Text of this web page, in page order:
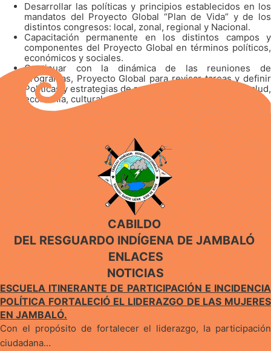
Desarrollar las políticas y principios establecidos en los
mandatos del Proyecto Global “Plan de Vida” y de los
distintos congresos: local, zonal, regional y Nacional.
Capacitación permanente en los distintos campos y
componentes del Proyecto Global en términos políticos,
económicos y sociales.
Continuar con la dinámica de las reuniones de
Programas, Proyecto Global para revisar tareas y definir
Políticas y estrategias de resistencia en educación, salud,
economía, cultural social y territorial.
CABILDO
DEL RESGUARDO INDÍGENA DE JAMBALÓ
ENLACES
NOTICIAS
ESCUELA ITINERANTE DE PARTICIPACIÓN E INCIDENCIA
POLÍTICA FORTALECIÓ EL LIDERAZGO DE LAS MUJERES
EN JAMBALÓ.
Con el propósito de fortalecer el liderazgo, la participación
ciudadana…